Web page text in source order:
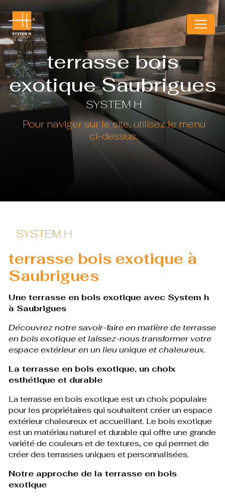
terrasse bois
exotique Saubrigues
SYSTEM H
SYSTEM H
terrasse bois exotique à
Saubrigues
Une terrasse en bois exotique avec System h
à Saubrigues
Découvrez notre savoir-faire en matière de terrasse
en bois exotique et laissez-nous transformer votre
espace extérieur en un lieu unique et chaleureux.
La terrasse en bois exotique, un choix
esthétique et durable
La terrasse en bois exotique est un choix populaire
pour les propriétaires qui souhaitent créer un espace
extérieur chaleureux et accueillant. Le bois exotique
est un matériau naturel et durable qui offre une grande
variété de couleurs et de textures, ce qui permet de
créer des terrasses uniques et personnalisées.
Notre approche de la terrasse en bois
exotique
Panneau de gestion des cookies